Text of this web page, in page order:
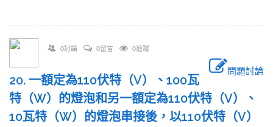
0討論 0留言 0追蹤
問題討論
20. 一額定為110伏特（V）、100瓦
特（W）的燈泡和另一額定為110伏特（V）、
10瓦特（W）的燈泡串接後，以110伏特（V）